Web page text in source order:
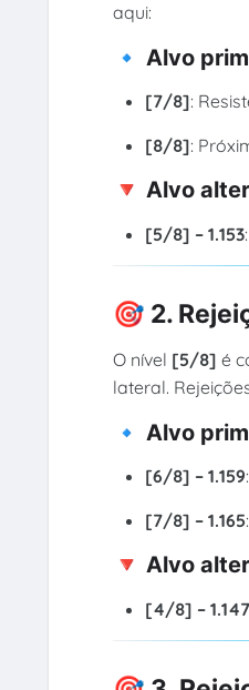
aqui:
🔹 Alvo
[7/8]:
[8/8]:
🔻 Alvo
[5/8] – 1.153
🎯 2.
O nível [5/8] é
lateral.
🔹 Alvo
[6/8] – 1.159
[7/8] – 1.165
🔻 Alvo
[4/8] – 1.147